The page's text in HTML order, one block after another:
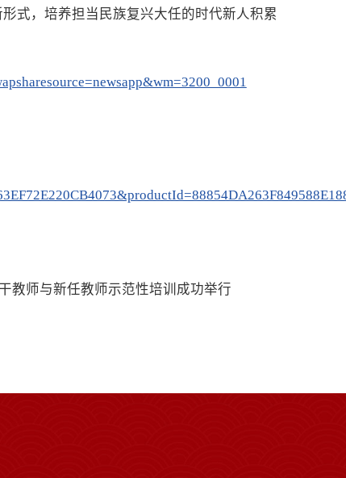
式，培养担当民族复兴大任的时代新人积累
教师与新任教师示范性培训成功举行